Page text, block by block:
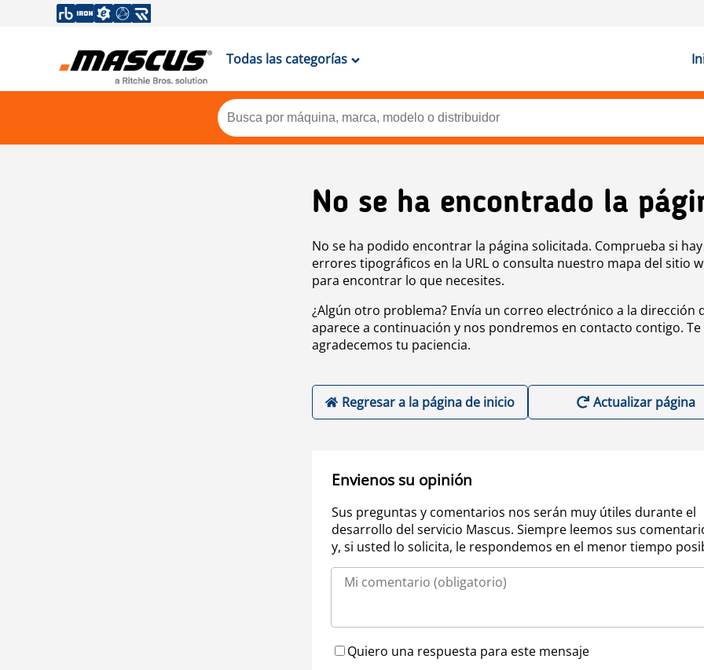
Todas las categorías
No se ha encontrado la
No se ha podido encontrar la página solicitada. Comprueba si hay
errores tipográficos en la URL o consulta nuestro mapa del sitio
para encontrar lo que necesites.
¿Algún otro problema? Envía un correo electrónico a la dirección
aparece a continuación y nos pondremos en contacto contigo. Te
agradecemos tu paciencia.
Regresar a la página de inicio Actualizar página
Envienos su opinión
Sus preguntas y comentarios nos serán muy útiles durante el
desarrollo del servicio Mascus. Siempre leemos sus
y, si usted lo solicita, le respondemos en el menor tiempo
Quiero una respuesta para este mensaje